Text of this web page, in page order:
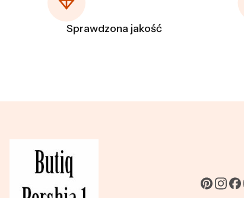
Sprawdzona jakość